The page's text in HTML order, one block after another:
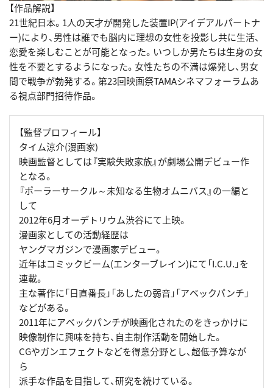
【作品解説】
21世紀日本。1人の天才が開発した装置IP(アイデアルパートナ
ー)により、男性は誰でも脳内に理想の女性を投影し共に生活、
恋愛を楽しむことが可能となった。いつしか男たちは生身の女
性を不要とするようになった。女性たちの不満は爆発し、男女
間で戦争が勃発する。第23回映画祭TAMAシネマフォーラムあ
る視点部門招待作品。
【監督プロフィール】
タイム涼介(漫画家)
映画監督としては『実験失敗家族』が劇場公開デビュー作
となる。
『ポーラーサークル～未知なる生物オムニバス』の一編と
して
2012年6月オーデトリウム渋谷にて上映。
漫画家としての活動経歴は
ヤングマガジンで漫画家デビュー。
近年はコミックビーム(エンターブレイン)にて「I.C.U.」を
連載。
主な著作に「日直番長」「あしたの弱音」「アベックパンチ」
などがある。
2011年にアベックパンチが映画化されたのをきっかけに
映像制作に興味を持ち、自主制作活動を開始した。
CGやガンエフェクトなどを得意分野とし、超低予算なが
ら
派手な作品を目指して、研究を続けている。